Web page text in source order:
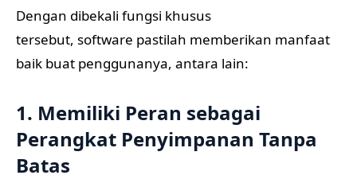
Dengan dibekali fungsi khusus
tersebut, software pastilah memberikan manfaat
baik buat penggunanya, antara lain:
1. Memiliki Peran sebagai
Perangkat Penyimpanan Tanpa
Batas